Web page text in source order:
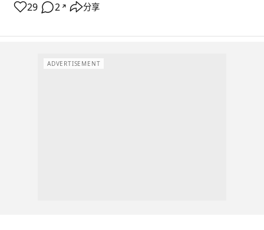
29 2 ↗ 分享
ADVERTISEMENT